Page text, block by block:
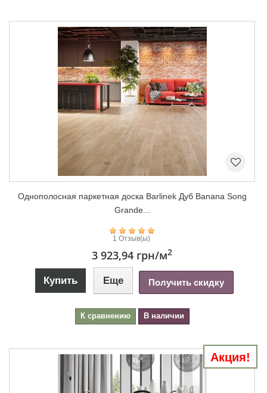
Однополосная паркетная доска Barlinek Дуб Banana Song
Grande...
1 Отзыв(ы)
3 923,94 грн/м2
Купить Еще Получить скидку
К сравнению В наличии
Акция!